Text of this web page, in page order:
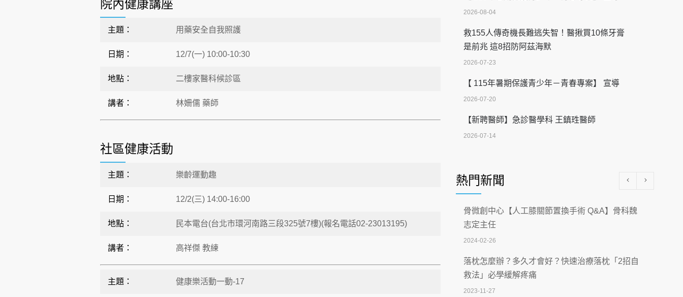
院內健康講座
主題： 用藥安全自我照護
日期： 12/7(一) 10:00-10:30
地點： 二樓家醫科候診區
講者： 林姍儒 藥師
社區健康活動
主題： 樂齡運動趣
日期： 12/2(三) 14:00-16:00
地點： 民本電台(台北市環河南路三段325號7樓)(報名電話02-23013195)
講者： 高祥傑 教練
主題： 健康樂活動一動-17
2026-08-04
救155人傳奇機長難逃失智！醫揪買10條牙膏
是前兆 這8招防阿茲海默
2026-07-23
【 115年暑期保護青少年－青春專案】 宣導
2026-07-20
【新聘醫師】急診醫學科 王鎮珄醫師
2026-07-14
2026-07-08
沒菸酒也瀕臨洗腎？65歲男靠「這習慣」逆
轉腎功能 醫揭3招救命
2026-07-08
體溫飆破41度！醫連收兩例中暑病例：致死
率達8成
2026-07-07
熱門新聞
骨微創中心【人工膝關節置換手術 Q&A】骨科魏
志定主任
2024-02-26
落枕怎麼辦？多久才會好？快速治療落枕「2招自
救法」必學緩解疼痛
2023-11-27